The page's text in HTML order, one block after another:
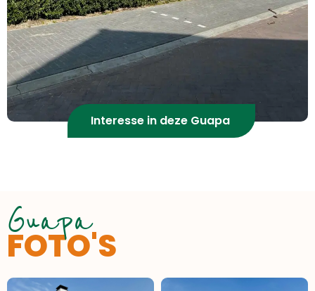
Interesse in deze Guapa
Guapa
FOTO'S